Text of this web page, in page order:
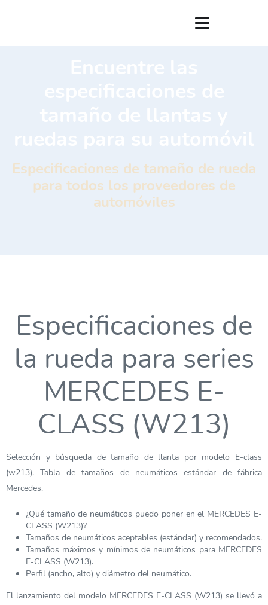
Especificaciones de tamaño de rueda
para todos los proveedores de
automóviles
Especificaciones de
la rueda para series
MERCEDES E-
CLASS (W213)
Selección y búsqueda de tamaño de llanta por modelo E-class
(w213). Tabla de tamaños de neumáticos estándar de fábrica
Mercedes.
¿Qué tamaño de neumáticos puedo poner en el MERCEDES E-
CLASS (W213)?
Tamaños de neumáticos aceptables (estándar) y recomendados.
Tamaños máximos y mínimos de neumáticos para MERCEDES
E-CLASS (W213).
Perfil (ancho, alto) y diámetro del neumático.
El lanzamiento del modelo MERCEDES E-CLASS (W213) se llevó a